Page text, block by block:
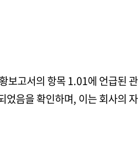
보고서의 항목 1.01에 언급된
음을 확인하며, 이는 회사의